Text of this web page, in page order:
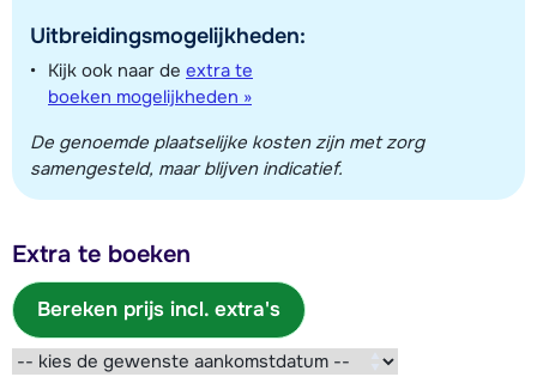
Uitbreidingsmogelijkheden:
Kijk ook naar de extra te
boeken mogelijkheden »
De genoemde plaatselijke kosten zijn met zorg
samengesteld, maar blijven indicatief.
Extra te boeken
Bereken prijs incl. extra's